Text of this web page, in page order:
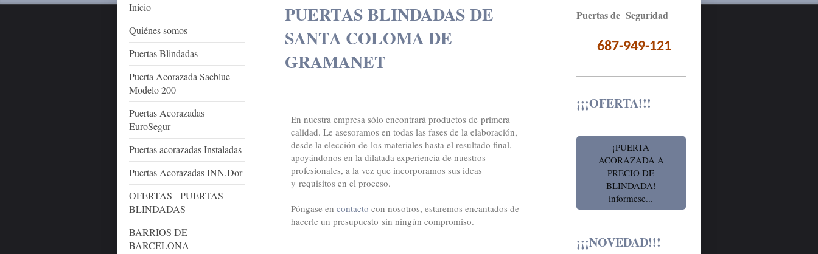
Inicio
Quiénes somos
Puertas Blindadas
Puerta Acorazada Saeblue
Modelo 200
Puertas Acorazadas
EuroSegur
Puertas acorazadas Instaladas
Puertas Acorazadas INN.Dor
OFERTAS - PUERTAS
BLINDADAS
BARRIOS DE
BARCELONA
PUERTAS BLINDADAS DE
SANTA COLOMA DE
GRAMANET
En nuestra empresa sólo encontrará productos de primera
calidad. Le asesoramos en todas las fases de la elaboración,
desde la elección de los materiales hasta el resultado final,
apoyándonos en la dilatada experiencia de nuestros
profesionales, a la vez que incorporamos sus ideas
y requisitos en el proceso.
Póngase encontacto con nosotros, estaremos encantados de
hacerle un presupuesto sin ningún compromiso.
Puertas de Seguridad
687-949-121
¡¡¡OFERTA!!!
¡PUERTA
ACORAZADA A
PRECIO DE
BLINDADA!
informese...
¡¡¡NOVEDAD!!!